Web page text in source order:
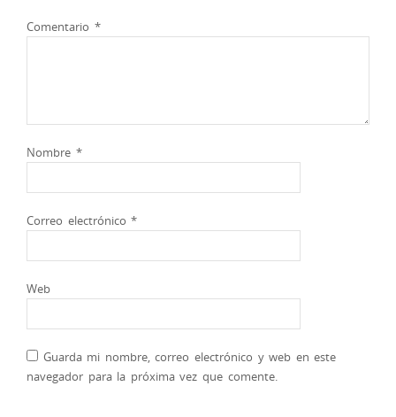
Comentario *
Nombre *
Correo electrónico*
Web
Guarda mi nombre, correo electrónico y web en este
navegador para la próxima vez que comente.